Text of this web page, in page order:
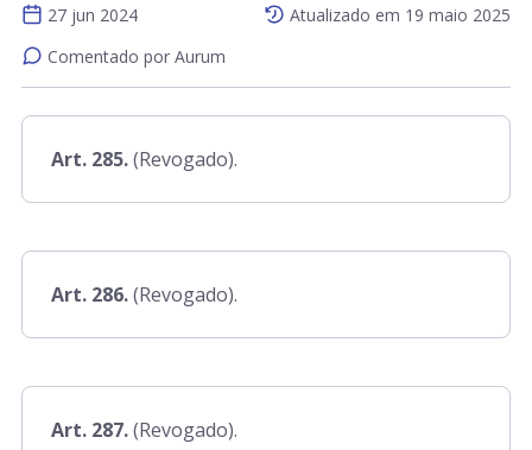
Art. 224 a 441
Comentado por Aurum
27 jun 2024 Atualizado em 19 maio 2025
Art. 285.(Revogado).
Art. 286.(Revogado).
Art. 287.(Revogado).